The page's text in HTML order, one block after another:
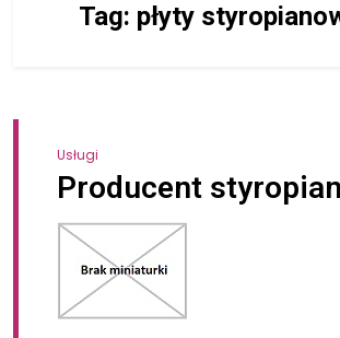
Tag: płyty
Usługi
Producent